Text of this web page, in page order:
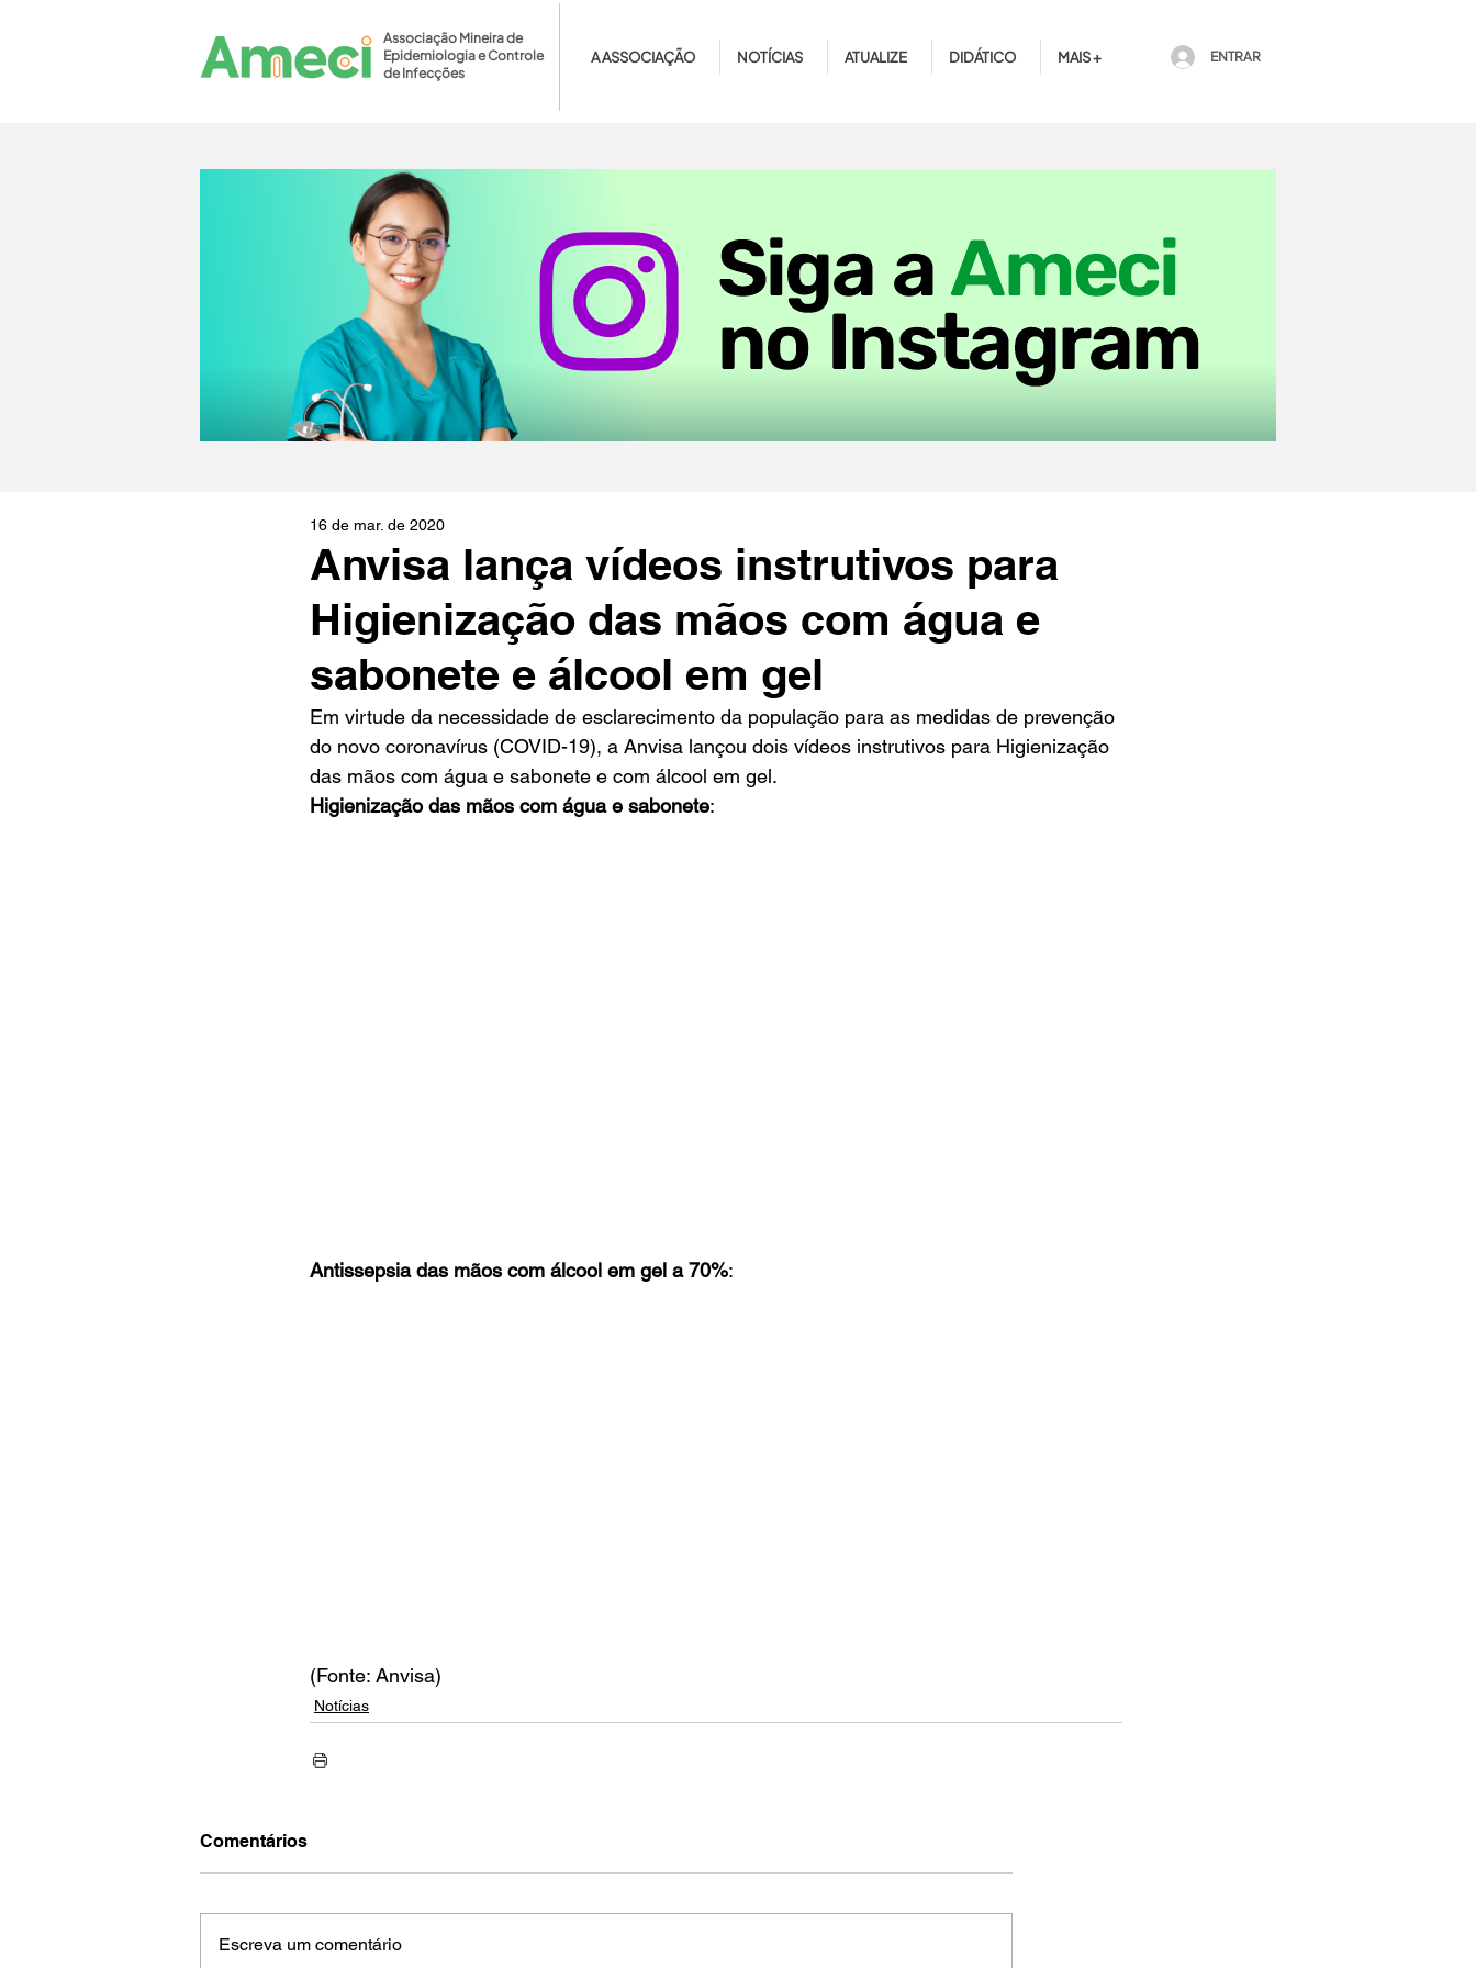
Associação Mineira de
Epidemiologia e Controle
de Infecções
A ASSOCIAÇÃO NOTÍCIAS ATUALIZE DIDÁTICO MAIS + ENTRAR
Anvisa lança vídeos instrutivos para
Higienização das mãos com água e
sabonete e álcool em gel
16 de mar. de 2020
Em virtude da necessidade de esclarecimento da população para as medidas de prevenção
do novo coronavírus (COVID-19), a Anvisa lançou dois vídeos instrutivos para Higienização
das mãos com água e sabonete e com álcool em gel.
Higienização das mãos com água e sabonete:
Antissepsia das mãos com álcool em gel a 70%:
(Fonte: Anvisa)
Notícias
Comentários
Escreva um comentário